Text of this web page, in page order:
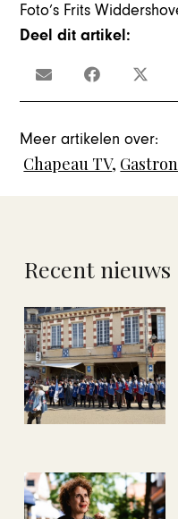
Foto’s Frits
Deel dit artikel:
Meer artikelen over:
Chapeau TV,
Recent nieuws